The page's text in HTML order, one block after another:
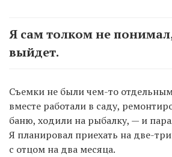
Я сам толком не
выйдет.
Съемки не были чем-то
вместе работали в саду,
баню, ходили на рыбалку, — и
Я планировал приехать на две-
с отцом на два месяца.